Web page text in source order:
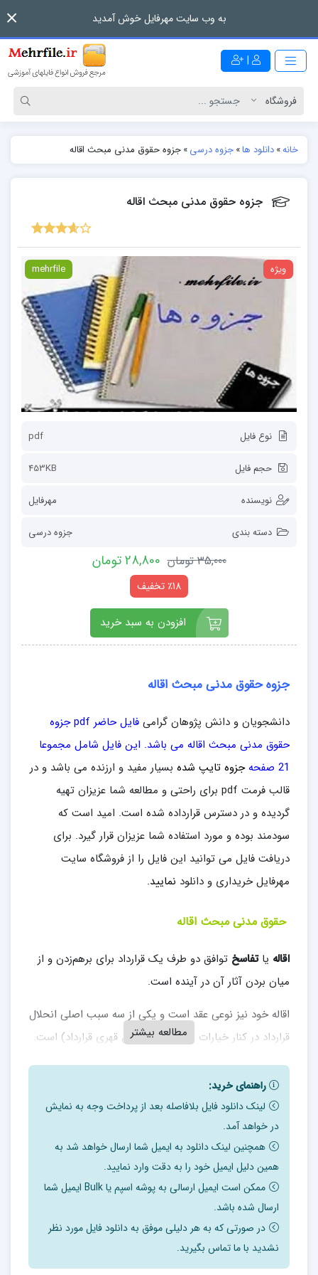
به وب سایت مهرفایل خوش آمدید
|
خانه»دانلود ها»جزوه درسی»جزوه حقوق مدنی مبحث اقاله
جزوه حقوق مدنی مبحث اقاله
ویژه mehrfile
نوع فایل pdf
حجم فایل 453KB
نویسنده مهرفایل
دسته بندی جزوه درسی
35,000 تومان 28,800 تومان
٪18 تخفیف
افزودن به سبد خرید
جزوه حقوق مدنی مبحث اقاله
دانشجویان و دانش پژوهان گرامی
فایل حاضر pdf جزوه
حقوق مدنی مبحث اقاله می باشد. این فایل شامل مجموعا
21 صفحهجزوه تایپ شده بسیار مفید و ارزنده می باشد و در
قالب فرمت pdf برای راحتی و مطالعه شما عزیزان تهیه
گردیده و در دسترس قرارداده شده است. امید است که
سودمند بوده و مورد استفاده شما عزیزان قرار گیرد. برای
دریافت فایل می توانید این فایل را از فروشگاه سایت
مهرفایل خریداری و دانلود نمایید.
حقوق مدنی مبحث اقاله
اقاله یاتفاسخ توافق دو طرف یک قرارداد برای برهم‌زدن و از
میان بردن آثار آن در آینده است.
اقاله خود نیز نوعی عقد است و یکی از سه سبب اصلی انحلال
قرارداد در کنار خیارات و انفساخ (انحلال قهری قرارداد) است.
در قانون مدنی به‌طور صریح از اقاله تعریفی به عمل نیامده
به تراضی آن را اقاله و تفاسخ کنند.
نام دیگر اقاله همان تفاسخ می‌باشد.
طبق ماده ۲۶۴ق. م اقاله یکی از اسباب سقوط تعهد است.
قانون دربارهٔ به ارث رسیدن اقاله مسکوت مانده‌است ولی
طبق نظر اکثر
حقوق دانان اقاله به ارث نمی‌رسد.
مطالعه بیشتر
راهنمای خرید:
لینک دانلود فایل بلافاصله بعد از پرداخت وجه به نمایش
در خواهد آمد.
همچنین لینک دانلود به ایمیل شما ارسال خواهد شد به
همین دلیل ایمیل خود را به دقت وارد نمایید.
ممکن است ایمیل ارسالی به پوشه اسپم یا Bulk ایمیل شما
ارسال شده باشد.
در صورتی که به هر دلیلی موفق به دانلود فایل مورد نظر
نشدید با ما تماس بگیرید.